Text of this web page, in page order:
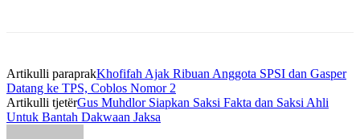
Artikulli paraprakKhofifah Ajak Ribuan Anggota SPSI dan Gasper
Datang ke TPS, Coblos Nomor 2
Artikulli tjetërGus Muhdlor Siapkan Saksi Fakta dan Saksi Ahli
Untuk Bantah Dakwaan Jaksa